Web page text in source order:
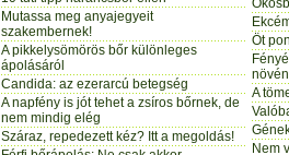
Mutassa meg anyajegyeit
szakembernek!
A pikkelysömörös bőr különleges
ápolásáról
Candida: az ezerarcú betegség
A napfény is jót tehet a zsíros bőrnek, de
nem mindig elég
Száraz, repedezett kéz? Itt a megoldás!
Öt
A
Nem